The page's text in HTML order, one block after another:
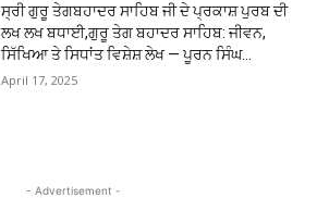
ਸ੍ਰੀ ਗੁਰੂ ਤੇਗਬਹਾਦਰ ਸਾਹਿਬ ਜੀ ਦੇ ਪ੍ਰਕਾਸ਼ ਪੁਰਬ ਦੀ
ਲਖ ਲਖ ਬਧਾਈ,ਗੁਰੂ ਤੇਗ ਬਹਾਦਰ ਸਾਹਿਬ: ਜੀਵਨ,
ਸਿੱਖਿਆ ਤੇ ਸਿਧਾਂਤ ਵਿਸ਼ੇਸ਼ ਲੇਖ — ਪੂਰਨ ਸਿੰਘ...
April 17, 2025
- Advertisement -